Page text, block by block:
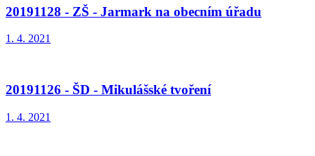
20191128 - ZŠ - Jarmark na obecním úřadu
1. 4. 2021
20191126 - ŠD - Mikulášské tvoření
1. 4. 2021